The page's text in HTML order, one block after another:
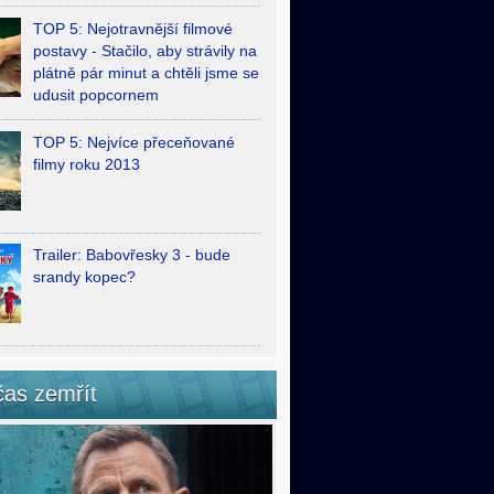
TOP 5: Nejotravnější filmové
postavy - Stačilo, aby strávily na
plátně pár minut a chtěli jsme se
udusit popcornem
TOP 5: Nejvíce přeceňované
filmy roku 2013
Trailer: Babovřesky 3 - bude
srandy kopec?
zemřít